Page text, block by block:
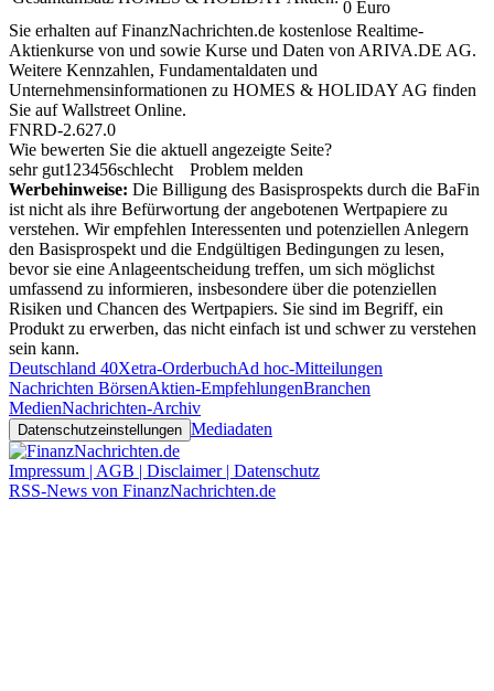
0 Euro
Sie erhalten auf FinanzNachrichten.de kostenlose Realtime-
Aktienkurse von und sowie Kurse und Daten von ARIVA.DE AG.
Weitere Kennzahlen, Fundamentaldaten und
Unternehmensinformationen zu HOMES & HOLIDAY AG finden
Sie aufWallstreet Online.
FNRD-2.627.0
Wie bewerten Sie die aktuell angezeigte Seite?
sehr gut1 23456schlecht
Problem melden
Werbehinweise: Die Billigung des Basisprospekts durch die BaFin
ist nicht als ihre Befürwortung der angebotenen Wertpapiere zu
verstehen. Wir empfehlen Interessenten und potenziellen Anlegern
den Basisprospekt und die Endgültigen Bedingungen zu lesen,
bevor sie eine Anlageentscheidung treffen, um sich möglichst
umfassend zu informieren, insbesondere über die potenziellen
Risiken und Chancen des Wertpapiers. Sie sind im Begriff, ein
Produkt zu erwerben, das nicht einfach ist und schwer zu verstehen
sein kann.
Deutschland 40Xetra-OrderbuchAd hoc-Mitteilungen
Nachrichten BörsenAktien-EmpfehlungenBranchen
MedienNachrichten-Archiv
Datenschutzeinstellungen Mediadaten
Impressum | AGB | Disclaimer | Datenschutz
RSS-News von FinanzNachrichten.de